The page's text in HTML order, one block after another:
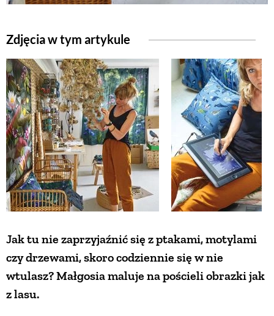
Zdjęcia w tym artykule
Jak tu nie zaprzyjaźnić się z ptakami, motylami
czy drzewami, skoro codziennie się w nie
wtulasz? Małgosia maluje na pościeli obrazki jak
z lasu.